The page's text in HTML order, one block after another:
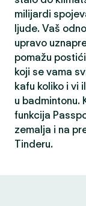
milijardi
ljude. Vaš
upravo
pomažu
koji se vama
kafu koliko i vi
u badmintonu.
funkcija
zemalja i na
Tinderu.